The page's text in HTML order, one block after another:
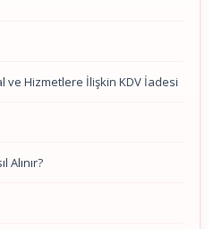
ve Hizmetlere İlişkin KDV İadesi
Alınır?